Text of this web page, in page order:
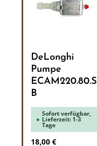
DeLonghi
Pumpe
ECAM220.80.S
B
Sofort verfügbar,
Lieferzeit: 1-3
Tage
Regulärer Preis:
18,00 €